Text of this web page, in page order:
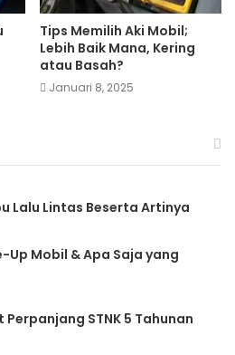
Tips Memilih Aki Mobil;
Lebih Baik Mana, Kering
atau Basah?
Januari 8, 2025
Lalu Lintas Beserta Artinya
Up Mobil & Apa Saja yang
STNK 5 Tahunan